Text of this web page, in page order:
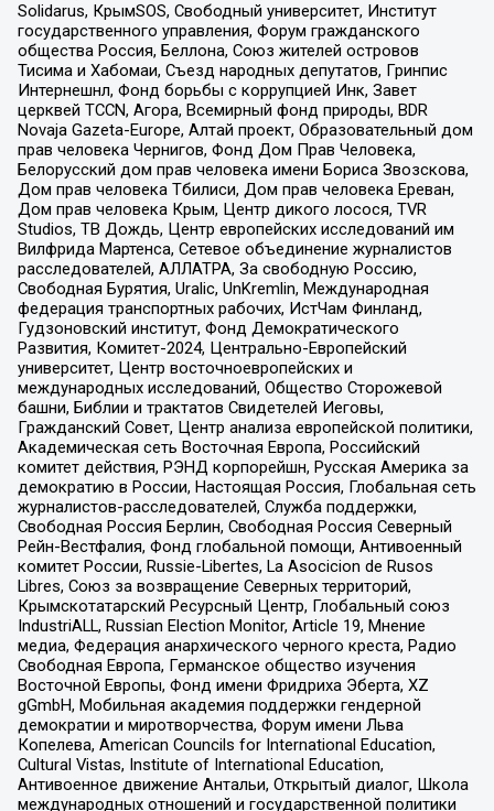
Solidarus, КрымSOS, Свободный университет, Институт
государственного управления, Форум гражданского
общества Россия, Беллона, Союз жителей островов
Тисима и Хабомаи, Съезд народных депутатов, Гринпис
Интернешнл, Фонд борьбы с коррупцией Инк, Завет
церквей TCCN, Агора, Всемирный фонд природы, BDR
Novaja Gazeta-Europe, Алтай проект, Образовательный дом
прав человека Чернигов, Фонд Дом Прав Человека,
Белорусский дом прав человека имени Бориса Звозскова,
Дом прав человека Тбилиси, Дом прав человека Ереван,
Дом прав человека Крым, Центр дикого лосося, TVR
Studios, ТВ Дождь, Центр европейских исследований им
Вилфрида Мартенса, Сетевое объединение журналистов
расследователей, АЛЛАТРА, За свободную Россию,
Свободная Бурятия, Uralic, UnKremlin, Международная
федерация транспортных рабочих, ИстЧам Финланд,
Гудзоновский институт, Фонд Демократического
Развития, Комитет-2024, Центрально-Европейский
университет, Центр восточноевропейских и
международных исследований, Общество Сторожевой
башни, Библии и трактатов Свидетелей Иеговы,
Гражданский Совет, Центр анализа европейской политики,
Академическая сеть Восточная Европа, Российский
комитет действия, РЭНД корпорейшн, Русская Америка за
демократию в России, Настоящая Россия, Глобальная сеть
журналистов-расследователей, Служба поддержки,
Свободная Россия Берлин, Свободная Россия Северный
Рейн-Вестфалия, Фонд глобальной помощи, Антивоенный
комитет России, Russie-Libertes, La Asocicion de Rusos
Libres, Союз за возвращение Северных территорий,
Крымскотатарский Ресурсный Центр, Глобальный союз
IndustriALL, Russian Election Monitor, Article 19, Мнение
медиа, Федерация анархического черного креста, Радио
Свободная Европа, Германское общество изучения
Восточной Европы, Фонд имени Фридриха Эберта, XZ
gGmbH, Мобильная академия поддержки гендерной
демократии и миротворчества, Форум имени Льва
Копелева, American Councils for International Education,
Cultural Vistas, Institute of International Education,
Антивоенное движение Антальи, Открытый диалог, Школа
международных отношений и государственной политики